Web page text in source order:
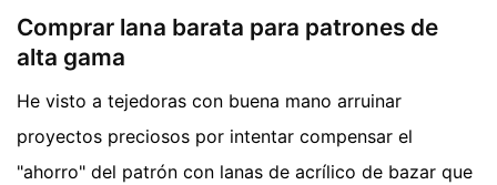
Comprar lana barata para patrones de
alta gama
He visto a tejedoras con buena mano arruinar
proyectos preciosos por intentar compensar el
"ahorro" del patrón con lanas de acrílico de bazar que